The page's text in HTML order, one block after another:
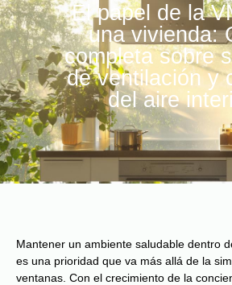
El papel de la
una vivienda:
completa sobre
de ventilación y
del aire
Mantener un ambiente saludable dentro
es una prioridad que va más allá de la
ventanas. Con el crecimiento de la